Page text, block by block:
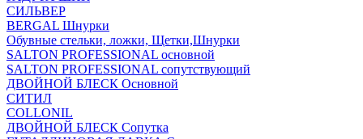
СИЛЬВЕР
BERGAL Шнурки
Обувные стельки, ложки, Щетки,Шнурки
SALTON PROFESSIONAL основной
SALTON PROFESSIONAL сопутствующий
ДВОЙНОЙ БЛЕСК Основной
СИТИЛ
COLLONIL
ДВОЙНОЙ БЛЕСК Сопутка